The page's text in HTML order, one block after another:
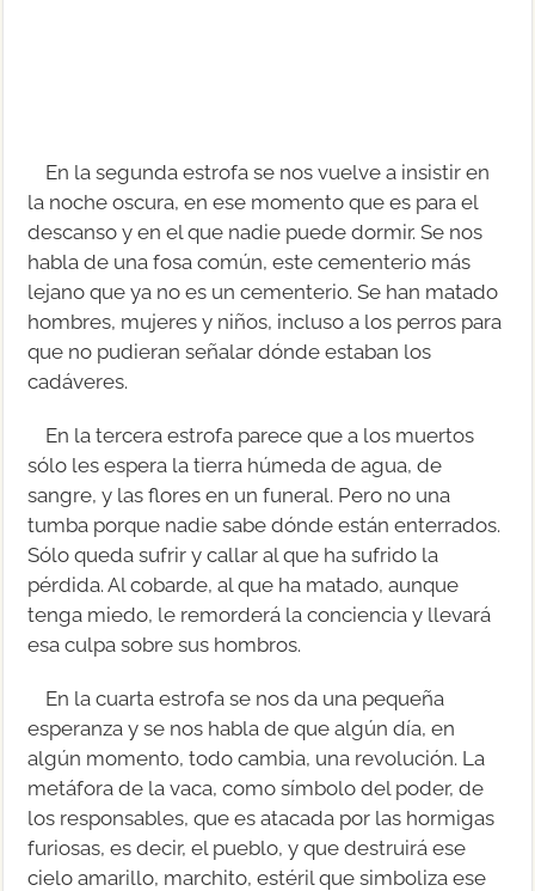
En la segunda estrofa se nos vuelve a insistir en
la noche oscura, en ese momento que es para el
descanso y en el que nadie puede dormir. Se nos
habla de una fosa común, este cementerio más
lejano que ya no es un cementerio. Se han matado
hombres, mujeres y niños, incluso a los perros para
que no pudieran señalar dónde estaban los
cadáveres.
En la tercera estrofa parece que a los muertos
sólo les espera la tierra húmeda de agua, de
sangre, y las flores en un funeral. Pero no una
tumba porque nadie sabe dónde están enterrados.
Sólo queda sufrir y callar al que ha sufrido la
pérdida. Al cobarde, al que ha matado, aunque
tenga miedo, le remorderá la conciencia y llevará
esa culpa sobre sus hombros.
En la cuarta estrofa se nos da una pequeña
esperanza y se nos habla de que algún día, en
algún momento, todo cambia, una revolución. La
metáfora de la vaca, como símbolo del poder, de
los responsables, que es atacada por las hormigas
furiosas, es decir, el pueblo, y que destruirá ese
cielo amarillo, marchito, estéril que simboliza ese